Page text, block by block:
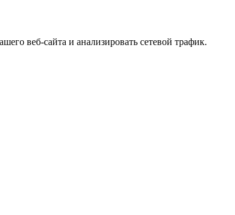
веб-сайта и анализировать сетевой трафик.